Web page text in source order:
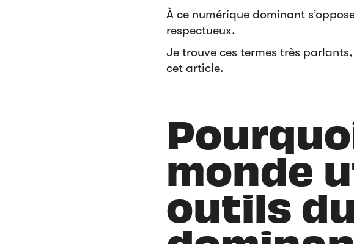
À ce numérique dominant
respectueux.
Je trouve ces termes très
cet article.
monde
outils